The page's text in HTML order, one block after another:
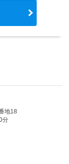
地18
分